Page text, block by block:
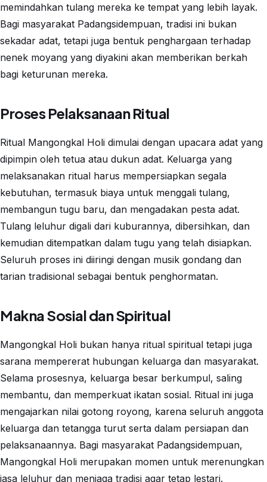
memindahkan tulang mereka ke tempat yang lebih layak.
Bagi masyarakat Padangsidempuan, tradisi ini bukan
sekadar adat, tetapi juga bentuk penghargaan terhadap
nenek moyang yang diyakini akan memberikan berkah
bagi keturunan mereka.
Proses Pelaksanaan Ritual
Ritual Mangongkal Holi dimulai dengan upacara adat yang
dipimpin oleh tetua atau dukun adat. Keluarga yang
melaksanakan ritual harus mempersiapkan segala
kebutuhan, termasuk biaya untuk menggali tulang,
membangun tugu baru, dan mengadakan pesta adat.
Tulang leluhur digali dari kuburannya, dibersihkan, dan
kemudian ditempatkan dalam tugu yang telah disiapkan.
Seluruh proses ini diiringi dengan musik gondang dan
tarian tradisional sebagai bentuk penghormatan.
Makna Sosial dan Spiritual
Mangongkal Holi bukan hanya ritual spiritual tetapi juga
sarana mempererat hubungan keluarga dan masyarakat.
Selama prosesnya, keluarga besar berkumpul, saling
membantu, dan memperkuat ikatan sosial. Ritual ini juga
mengajarkan nilai gotong royong, karena seluruh anggota
keluarga dan tetangga turut serta dalam persiapan dan
pelaksanaannya. Bagi masyarakat Padangsidempuan,
Mangongkal Holi merupakan momen untuk merenungkan
jasa leluhur dan menjaga tradisi agar tetap lestari.